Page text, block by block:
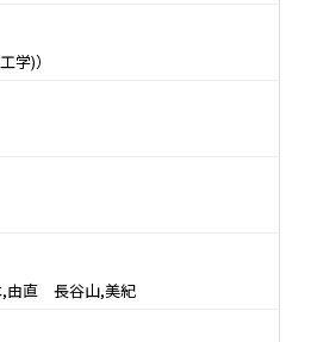
学)）
由直 長谷山,美紀